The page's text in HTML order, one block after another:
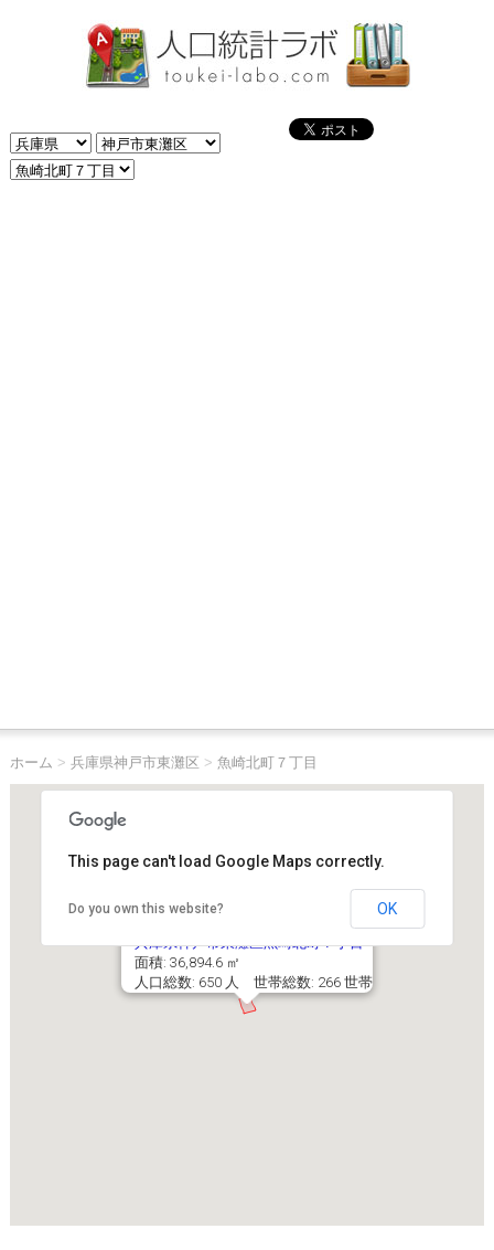
ホーム > 兵庫県神戸市東灘区 > 魚崎北町７丁目
兵庫県神戸市東灘区魚崎北町７丁目
面積: 36,894.6 ㎡
人口総数: 650 人 世帯総数: 266 世帯
This page can't load Google Maps correctly.
Do you own this website? OK